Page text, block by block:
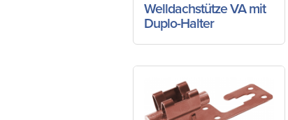
Welldachstütze VA mit
Duplo-Halter